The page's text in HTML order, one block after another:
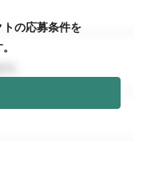
の応募条件を